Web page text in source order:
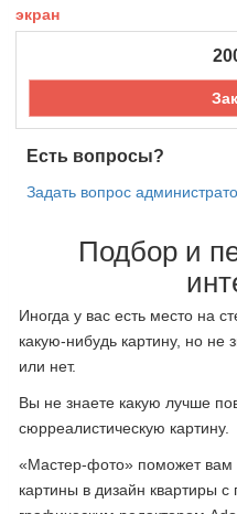
экран
Есть вопросы?
Задать вопрос
Подбор и
Иногда у вас есть место на
какую-нибудь картину, но не
или нет.
Вы не знаете какую лучше
сюрреалистическую картину.
«Мастер-фото» поможет вам
картины в дизайн квартиры